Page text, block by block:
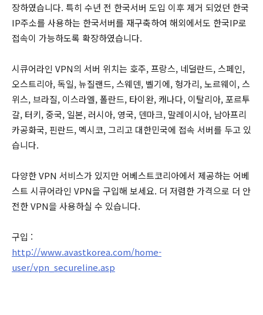
장하였습니다. 특히 수년 전 한국서버 도입 이후 제거 되었던 한국
IP주소를 사용하는 한국서버를 재구축하여 해외에서도 한국IP로
접속이 가능하도록 확장하였습니다.
시큐어라인 VPN의 서버 위치는 호주, 프랑스, 네덜란드, 스페인,
오스트리아, 독일, 뉴질랜드, 스웨덴, 벨기에, 헝가리, 노르웨이, 스
위스, 브라질, 이스라엘, 폴란드, 타이완, 캐나다, 이탈리아, 포르투
갈, 터키, 중국, 일본, 러시아, 영국, 덴마크, 말레이시아, 남아프리
카공화국, 핀란드, 멕시코, 그리고 대한민국에 접속 서버를 두고 있
습니다.
다양한 VPN 서비스가 있지만 어베스트코리아에서 제공하는 어베
스트 시큐어라인 VPN을 구입해 보세요. 더 저렴한 가격으로 더 안
전한 VPN을 사용하실 수 있습니다.
구입 :
http://www.avastkorea.com/home-
user/vpn_secureline.asp